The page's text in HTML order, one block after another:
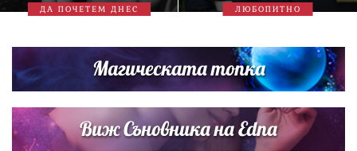
ДА ПОЧЕТЕМ ДНЕС ЛЮБОПИТНО
Магическата топка
Виж Съновника на Edna